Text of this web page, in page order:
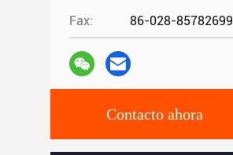
Fax: 86-028-85782699
Contacto ahora